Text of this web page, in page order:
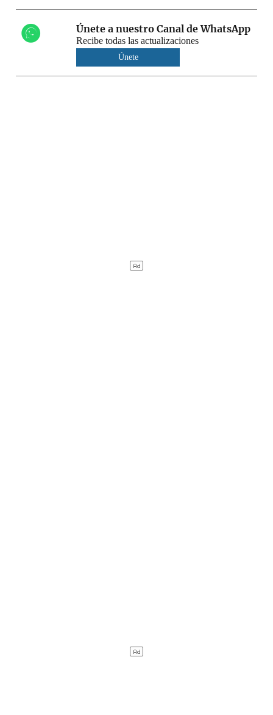
Únete a nuestro Canal de WhatsApp
Recibe todas las actualizaciones
Únete